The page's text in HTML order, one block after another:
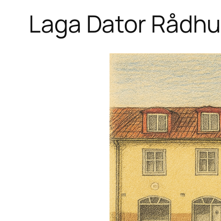
Laga Dator